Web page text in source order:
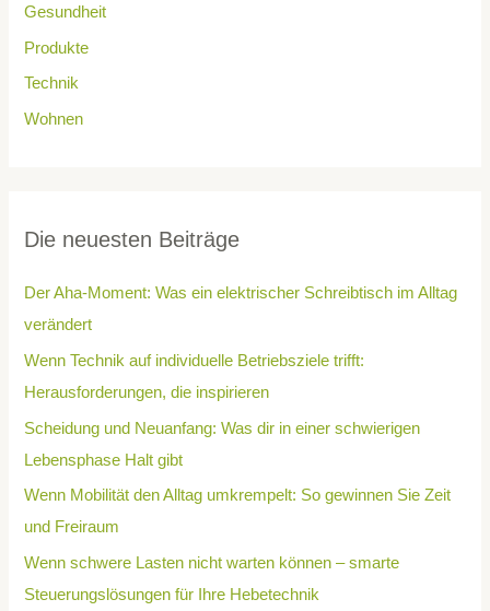
Gesundheit
Produkte
Technik
Wohnen
Die neuesten Beiträge
Der Aha-Moment: Was ein elektrischer Schreibtisch im Alltag
verändert
Wenn Technik auf individuelle Betriebsziele trifft:
Herausforderungen, die inspirieren
Scheidung und Neuanfang: Was dir in einer schwierigen
Lebensphase Halt gibt
Wenn Mobilität den Alltag umkrempelt: So gewinnen Sie Zeit
und Freiraum
Wenn schwere Lasten nicht warten können – smarte
Steuerungslösungen für Ihre Hebetechnik